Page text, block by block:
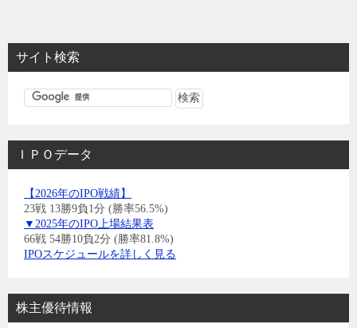
サイト検索
ＩＰＯデータ
【2026年のIPO戦績】
23戦 13勝9負1分 (勝率56.5%)
▼2025年のIPO上場結果表
66戦 54勝10負2分 (勝率81.8%)
IPOスケジュールを詳しく見る
株主優待情報